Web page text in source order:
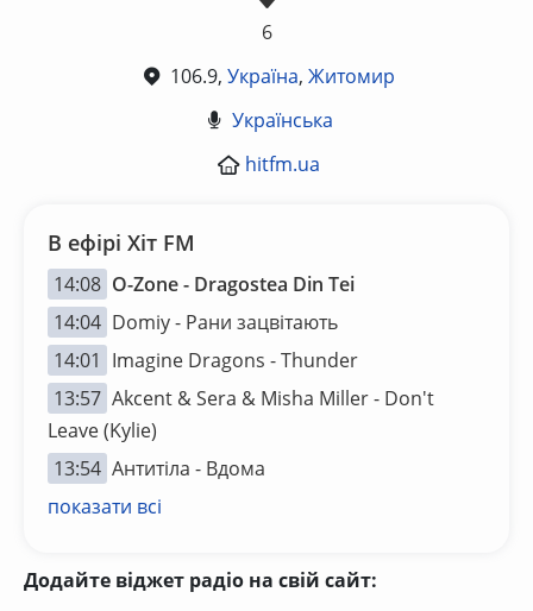
6
106.9, Україна, Житомир
Українська
hitfm.ua
В ефірі Хіт FM
14:08 O-Zone - Dragostea Din Tei
14:04 Domiy - Рани зацвітають
14:01 Imagine Dragons - Thunder
13:57 Akcent & Sera & Misha Miller - Don't
Leave (Kylie)
13:54 Антитіла - Вдома
показати всі
Додайте віджет радіо на свій сайт: